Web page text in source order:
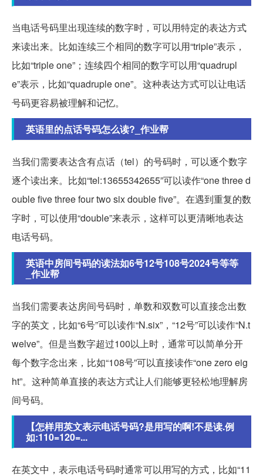
当电话号码里出现连续的数字时，可以用特定的表达方式
来读出来。比如连续三个相同的数字可以用“triple”表示，
比如“triple one”；连续四个相同的数字可以用“quadrupl
e”表示，比如“quadruple one”。这种表达方式可以让电话
号码更容易被理解和记忆。
英语里的点话号码怎么读?_作业帮
当我们需要表达含有点话（tel）的号码时，可以逐个数字
逐个读出来。比如“tel:13655342655”可以读作“one three d
ouble five three four two six double five”。在遇到重复的数
字时，可以使用“double”来表示，这样可以更清晰地表达
电话号码。
英语中房间号码的读法如6号12号108号2024号等等
_作业帮
当我们需要表达房间号码时，单数和双数可以直接念出数
字的英文，比如“6号”可以读作“N.six”，“12号”可以读作“N.t
welve”。但是当数字超过100以上时，通常可以简单分开
每个数字念出来，比如“108号”可以直接读作“one zero eig
ht”。这种简单直接的表达方式让人们能够更轻松地理解房
间号码。
【怎样用英文表示电话号码?是用写的啊!不是读.例
如:110=120=...
在英文中，表示电话号码时通常可以用写的方式，比如“11